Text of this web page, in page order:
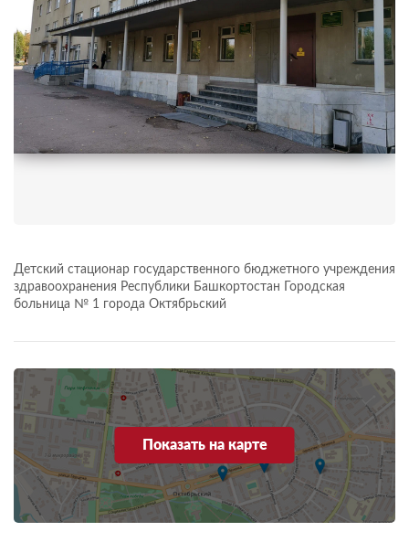
Детский стационар государственного бюджетного учреждения
здравоохранения Республики Башкортостан Городская
больница № 1 города Октябрьский
Показать на карте